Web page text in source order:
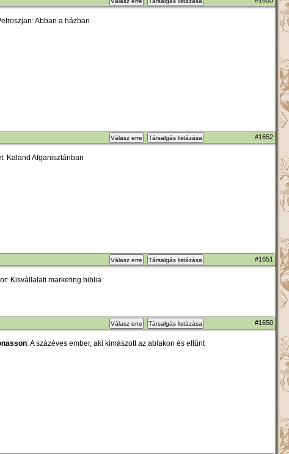
Abban a házban
Válasz erre Társalgás listázása #1652
Kaland Afganisztánban
Válasz erre Társalgás listázása #1651
Kisvállalati marketing biblia
Válasz erre Társalgás listázása #1650
: A százéves ember, aki kimászott az ablakon és eltűnt